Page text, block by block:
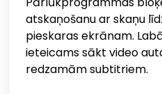
atskaņošanu ar skaņu
pieskaras ekrānam.
ieteicams sākt video
redzamām subtitriem.